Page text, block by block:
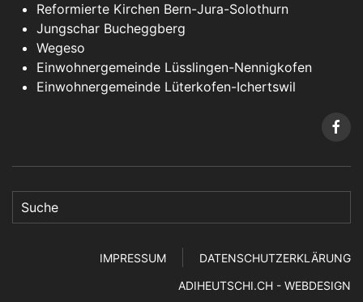
Reformierte Kirchen Bern-Jura-Solothurn
Jungschar Bucheggberg
Wegeso
Einwohnergemeinde Lüsslingen-Nennigkofen
Einwohnergemeinde Lüterkofen-Ichertswil
IMPRESSUM
DATENSCHUTZERKLÄRUNG
ADIHEUTSCHI.CH - WEBDESIGN